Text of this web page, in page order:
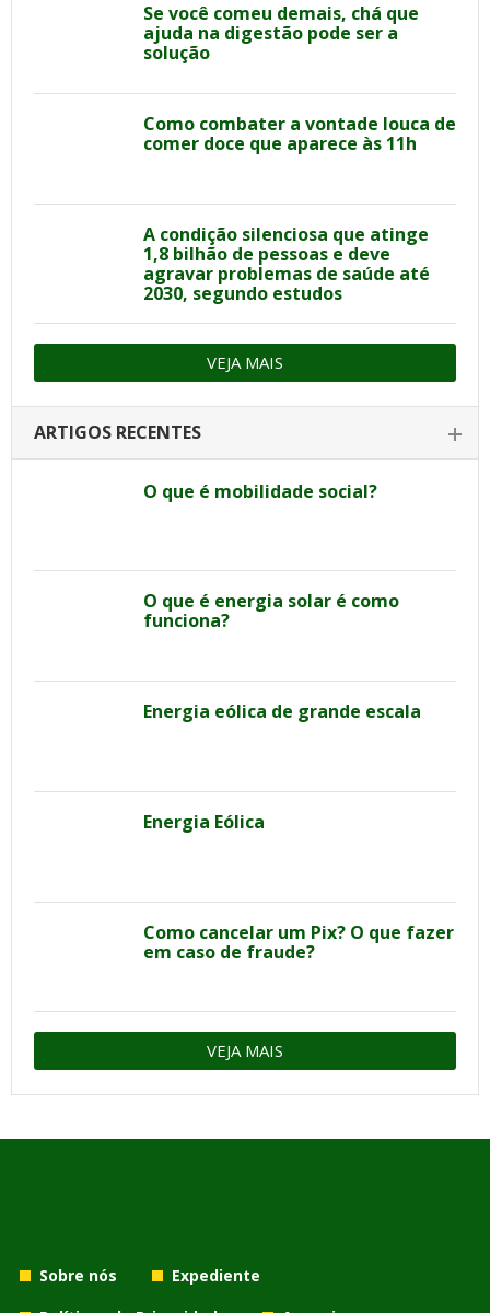
Se você comeu demais, chá que
ajuda na digestão pode ser a
solução
Como combater a vontade louca de
comer doce que aparece às 11h
A condição silenciosa que atinge
1,8 bilhão de pessoas e deve
agravar problemas de saúde até
2030, segundo estudos
VEJA MAIS
ARTIGOS RECENTES
O que é mobilidade social?
O que é energia solar é como
funciona?
Energia eólica de grande escala
Energia Eólica
Como cancelar um Pix? O que fazer
em caso de fraude?
VEJA MAIS
Sobre nós
Expediente